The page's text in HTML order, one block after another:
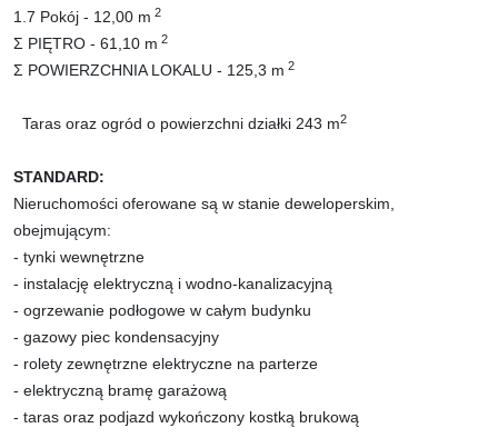
1.7 Pokój - 12,00 m 2
Σ PIĘTRO - 61,10 m 2
Σ POWIERZCHNIA LOKALU - 125,3 m 2
Taras oraz ogród o powierzchni działki 243 m2
STANDARD:
Nieruchomości oferowane są w stanie deweloperskim,
obejmującym:
- tynki wewnętrzne
- instalację elektryczną i wodno-kanalizacyjną
- ogrzewanie podłogowe w całym budynku
- gazowy piec kondensacyjny
- rolety zewnętrzne elektryczne na parterze
- elektryczną bramę garażową
- taras oraz podjazd wykończony kostką brukową